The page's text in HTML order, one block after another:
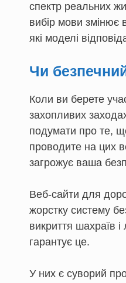
спектр реальних
вибір мови змінює
які моделі
Чи
Коли ви берете
захопливих
подумати про те,
проводите на цих
загрожує ваша
Веб-сайти для
жорстку систему
викриття шахраїв
гарантує це.
У них є суворий